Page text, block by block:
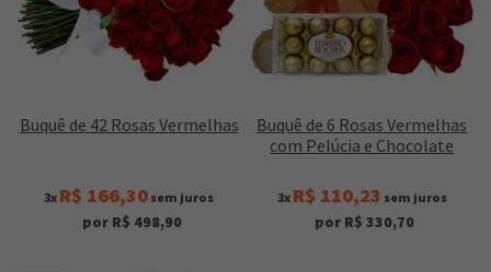
Buquê de 42 Rosas Vermelhas
3x R$ 166,30 sem juros
por R$ 498,90
Buquê de 6 Rosas Vermelhas
com Pelúcia e Chocolate
3x R$ 110,23 sem juros
por R$ 330,70